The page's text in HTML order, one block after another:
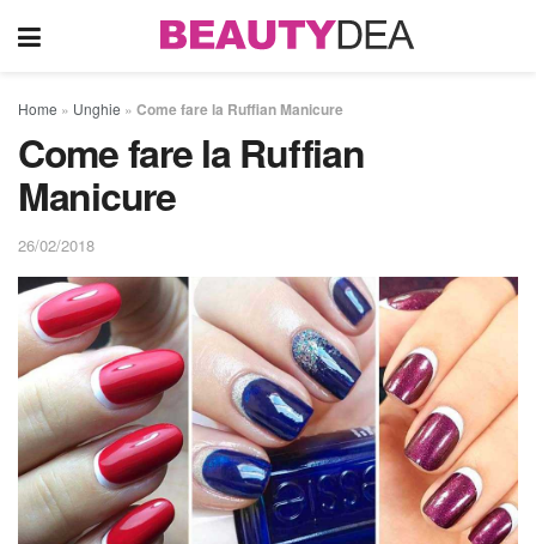
Home » Unghie » Come fare la Ruffian Manicure
Come fare la Ruffian
Manicure
26/02/2018